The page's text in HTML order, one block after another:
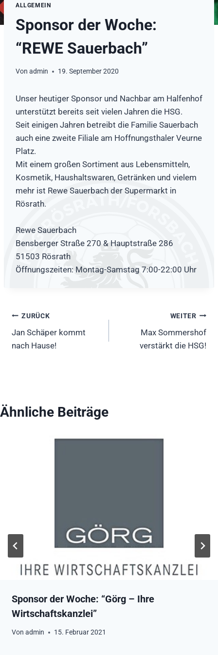
ALLGEMEIN
Sponsor der Woche:
“REWE Sauerbach”
Von admin 19. September 2020
Unser heutiger Sponsor und Nachbar am Halfenhof
unterstützt bereits seit vielen Jahren die HSG.
Seit einigen Jahren betreibt die Familie Sauerbach
auch eine zweite Filiale am Hoffnungsthaler Veurne
Platz.
Mit einem großen Sortiment aus Lebensmitteln,
Kosmetik, Haushaltswaren, Getränken und vielem
mehr ist Rewe Sauerbach der Supermarkt in
Rösrath.
Rewe Sauerbach
Bensberger Straße 270 & Hauptstraße 286
51503 Rösrath
Öffnungszeiten: Montag-Samstag 7:00-22:00 Uhr
Beitragsnavigation
ZURÜCK
Jan Schäper kommt
nach Hause!
WEITER
Max Sommershof
verstärkt die HSG!
Ähnliche Beiträge
Sponsor der Woche: “Görg – Ihre
Wirtschaftskanzlei”
Von admin 15. Februar 2021